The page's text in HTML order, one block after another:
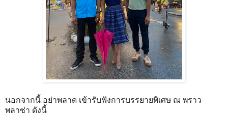
นอกจากนี้ อย่าพลาด เข้ารับฟังการบรรยายพิเศษ ณ พราว
พลาซ่า ดังนี้